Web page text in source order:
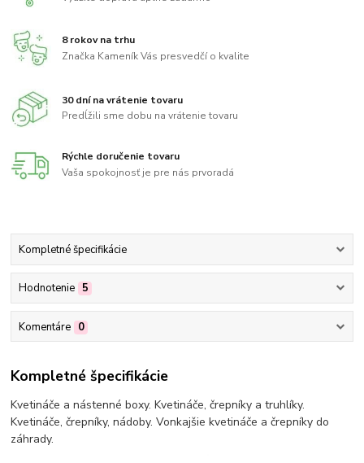
8 rokov na trhu
Značka Kameník Vás presvedčí o kvalite
30 dní na vrátenie tovaru
Predĺžili sme dobu na vrátenie tovaru
Rýchle doručenie tovaru
Vaša spokojnosť je pre nás prvoradá
Kompletné špecifikácie
Hodnotenie 5
Komentáre 0
Kompletné špecifikácie
Kvetináče a nástenné boxy. Kvetináče, črepníky a truhlíky.
Kvetináče, črepníky, nádoby. Vonkajšie kvetináče a črepníky do
záhrady.